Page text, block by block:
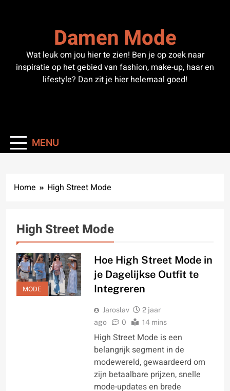
Damen Mode
Wat leuk om jou hier te zien! Ben je op zoek naar
inspiratie op het gebied van fashion, make-up, haar en
lifestyle? Dan zit je hier helemaal goed!
MENU
Home High Street Mode
High Street Mode
MODE
Hoe High Street Mode in
je Dagelijkse Outfit te
Integreren
Jaroslav
2 jaar
ago
0 14 mins
High Street Mode is een
belangrijk segment in de
modewereld, gewaardeerd om
zijn betaalbare prijzen, snelle
mode-updates en brede